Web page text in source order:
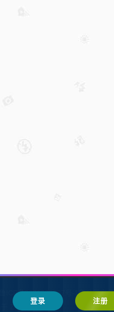
鲁ICP备2021002287号-1鲁公网安
Z-BlogPHP 搭建
登录 注册